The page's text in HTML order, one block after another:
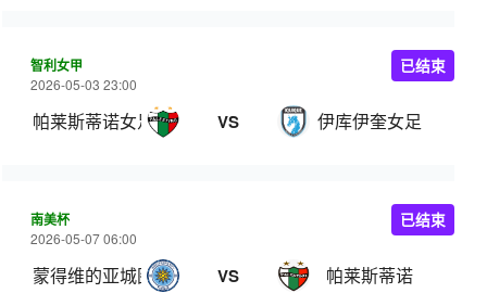
智利女甲
2026-05-03 23:00
帕莱斯蒂诺女足 VS 伊库伊奎女足
已结束
南美杯
2026-05-07 06:00
蒙得维的亚城图尔克 VS 帕莱斯蒂诺
已结束